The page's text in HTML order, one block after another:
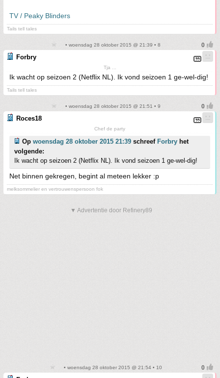
TV / Peaky Blinders
Tails tell tales
• woensdag 28 oktober 2015 @ 21:39 • 8
Forbry
Tja ...
Ik wacht op seizoen 2 (Netflix NL). Ik vond seizoen 1 ge-wel-dig!
Tails tell tales
• woensdag 28 oktober 2015 @ 21:51 • 9
Roces18
Chef de party
Op woensdag 28 oktober 2015 21:39 schreef Forbry het
volgende:
Ik wacht op seizoen 2 (Netflix NL). Ik vond seizoen 1 ge-wel-dig!
Net binnen gekregen, begint al meteen lekker :p
melksommelier en vertrouwenspersoon fok
▼ Advertentie door Refinery89
• woensdag 28 oktober 2015 @ 21:54 • 10